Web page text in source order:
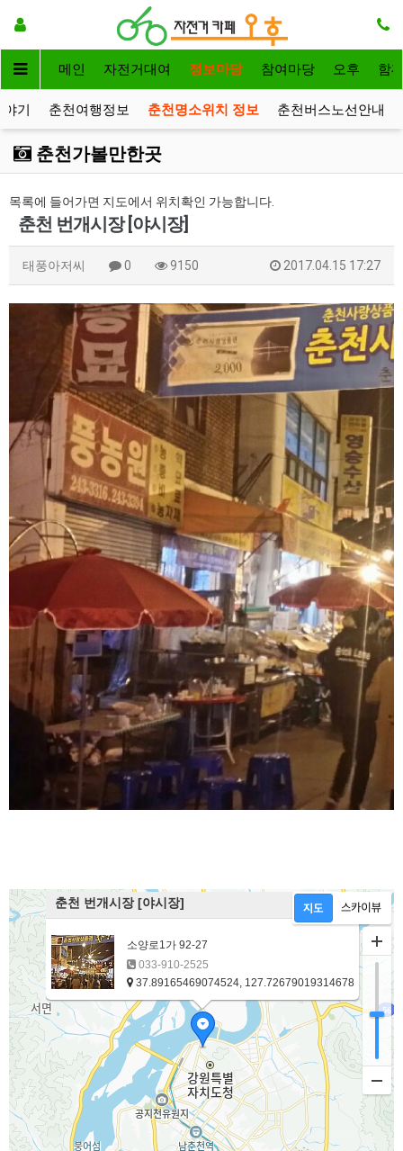
메인 자전거대여 정보마당 참여마당 오후 함
기 춘천여행정보 춘천명소위치 정보 춘천버스노선안내
춘천가볼만한곳
목록에 들어가면 지도에서 위치확인 가능합니다.
춘천 번개시장 [야시장]
태풍아저씨 0 9150 2017.04.15 17:27
춘천 번개시장 [야시장]
소양로1가 92-27
033-910-2525
37.89165469074524, 127.72679019314678